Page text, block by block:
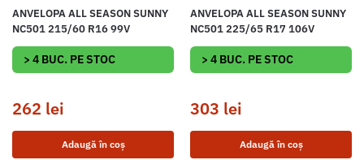
ANVELOPA ALL SEASON SUNNY
NC501 215/60 R16 99V
> 4 BUC. PE STOC
262 lei
Adaugă în coș
ANVELOPA ALL SEASON SUNNY
NC501 225/65 R17 106V
> 4 BUC. PE STOC
303 lei
Adaugă în coș